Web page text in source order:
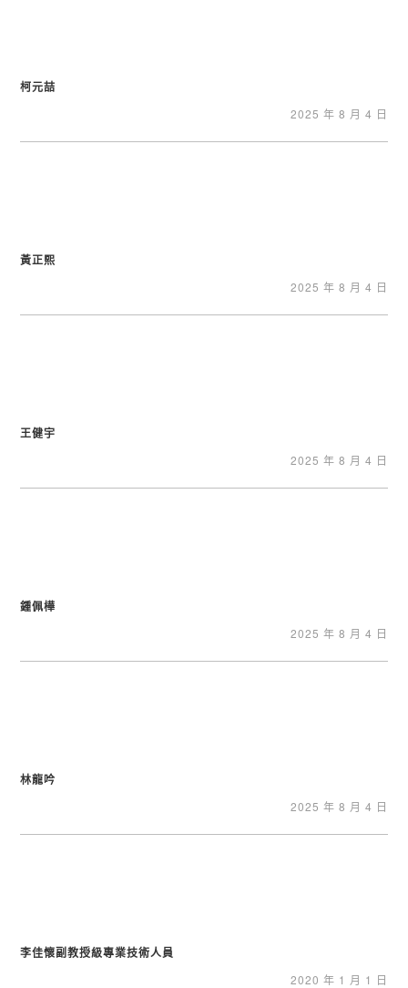
柯元喆
2025 年 8 月 4 日
黃正熙
2025 年 8 月 4 日
王健宇
2025 年 8 月 4 日
鍾佩樺
2025 年 8 月 4 日
林龍吟
2025 年 8 月 4 日
李佳懷副教授級專業技術人員
2020 年 1 月 1 日